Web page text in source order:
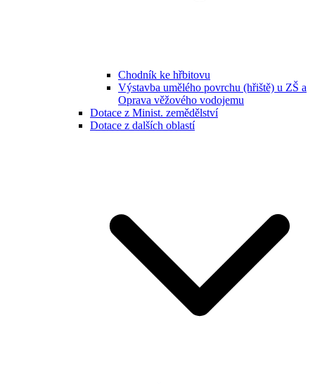
Chodník ke hřbitovu
Výstavba umělého povrchu (hřiště) u ZŠ a
Oprava věžového vodojemu
Dotace z Minist. zemědělství
Dotace z dalších oblastí